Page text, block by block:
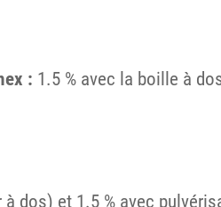
: 1.5 % avec la boille à
dos) et 1.5 % avec